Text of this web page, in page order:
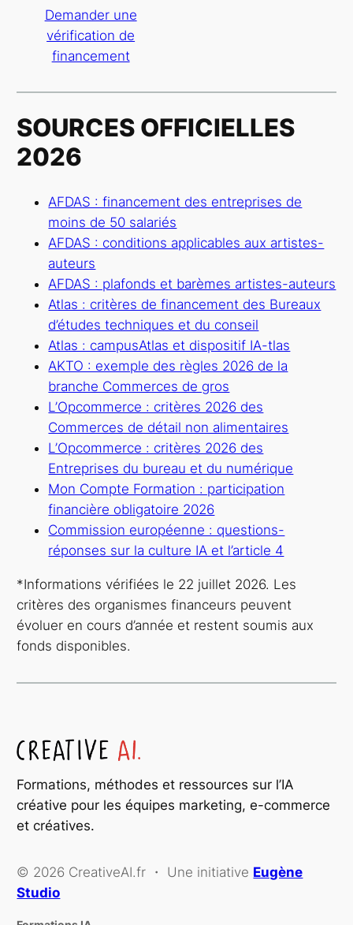
Demander une
vérification de
financement
SOURCES OFFICIELLES
2026
AFDAS : financement des entreprises de
moins de 50 salariés
AFDAS : conditions applicables aux artistes-
auteurs
AFDAS : plafonds et barèmes artistes-auteurs
Atlas : critères de financement des Bureaux
d’études techniques et du conseil
Atlas : campusAtlas et dispositif IA-tlas
AKTO : exemple des règles 2026 de la
branche Commerces de gros
L’Opcommerce : critères 2026 des
Commerces de détail non alimentaires
L’Opcommerce : critères 2026 des
Entreprises du bureau et du numérique
Mon Compte Formation : participation
financière obligatoire 2026
Commission européenne : questions-
réponses sur la culture IA et l’article 4
*Informations vérifiées le 22 juillet 2026. Les
critères des organismes financeurs peuvent
évoluer en cours d’année et restent soumis aux
fonds disponibles.
Formations, méthodes et ressources sur l’IA
créative pour les équipes marketing, e-commerce
et créatives.
© 2026 CreativeAI.fr ・ Une initiative Eugène
Studio